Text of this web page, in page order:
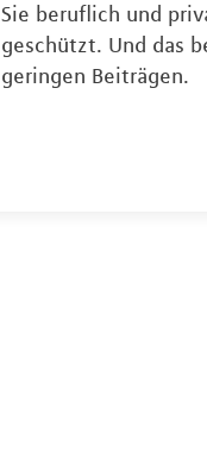
Sie beruflich und
geschützt. Und das
geringen Beiträgen.